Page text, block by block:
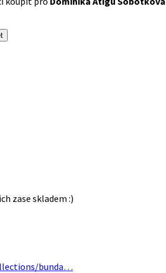
zase skladem :)
bunda…